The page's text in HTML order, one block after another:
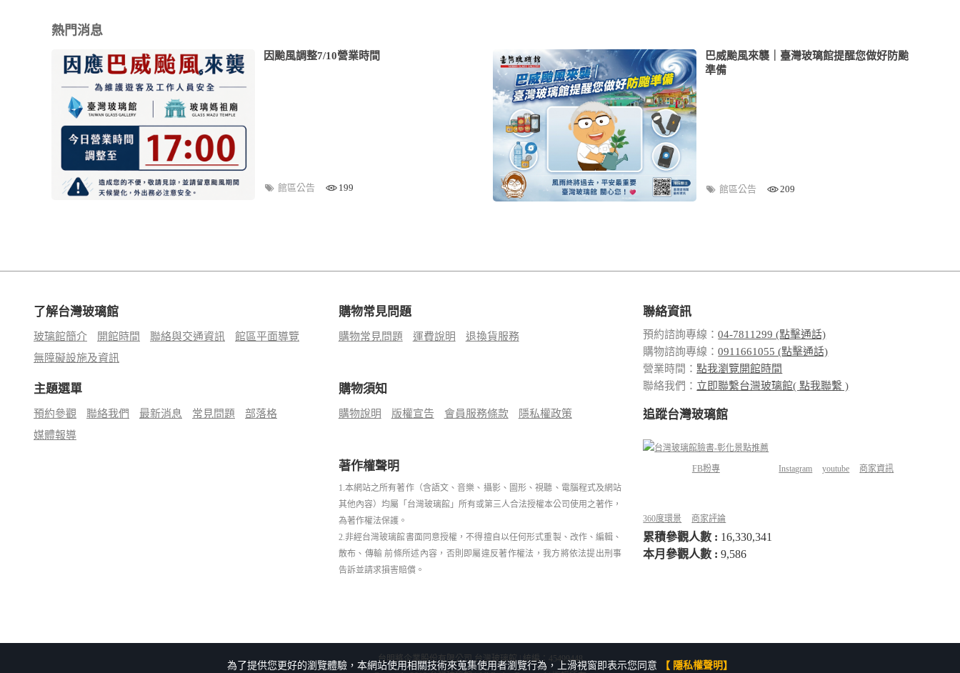
熱門消息
因颱風調整7/10營業時間
館區公告 199
巴威颱風來襲｜臺灣玻璃館提醒您做好防颱
準備
館區公告 209
為了提供您更好的瀏覽體驗，本網站使用相關技術來蒐集使用者瀏覽行為，上滑視窗即表示您同意 【 隱私權聲明】
了解台灣玻璃館
玻璃館簡介 開館時間 聯絡與交通資訊
館區平面導覽
無障礙設施及資訊
主題選單
預約參觀 聯絡我們 最新消息 常見問題
部落格
媒體報導
購物常見問題
購物常見問題 運費說明 退換貨服務
購物須知
購物說明 版權宣告 會員服務條款 隱私權政策
著作權聲明
1.本網站之所有著作（含語文、音樂、攝影、圖形、視聽、電腦程式及網站
其他內容）均屬「台灣玻璃館」所有或第三人合法授權本公司使用之著作，
為著作權法保護。
2.非經台灣玻璃館書面同意授權，不得擅自以任何形式重製、改作、編輯、
散布、傳輸 前條所述內容，否則即屬違反著作權法，我方將依法提出刑事
告訴並請求損害賠償。
聯絡資訊
預約諮詢專線：04-7811299 (點擊通話)
購物諮詢專線：0911661055 (點擊通話)
營業時間：點我瀏覽開館時間
聯絡我們： 立即聯繫台灣玻璃館( 點我聯繫 )
追蹤台灣玻璃館
FB粉專 Instagram youtube 商家資訊
360度環景 商家評論
累積參觀人數 : 16,330,341
本月參觀人數 :9,586
台明將企業股份有限公司 台灣玻璃館 | 統編：45499448